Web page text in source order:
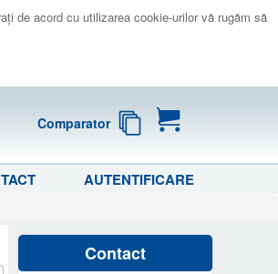
de acord cu utilizarea cookie-urilor vă rugăm să
Comparator
AUTENTIFICARE
Contact